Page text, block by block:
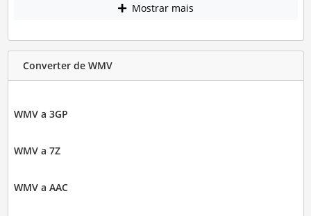
Mostrar mais
Converter de WMV
WMV a 3GP
WMV a 7Z
WMV a AAC